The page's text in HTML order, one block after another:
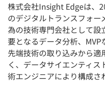
契約内容・クーポン
株式会社Insight Edgeは、
のデジタルトランスフォー
為の技術専門会社として設
要となるデータ分析、
先端技術の取り込みから
く、データサイエンティ
術エンジニアにより構成さ